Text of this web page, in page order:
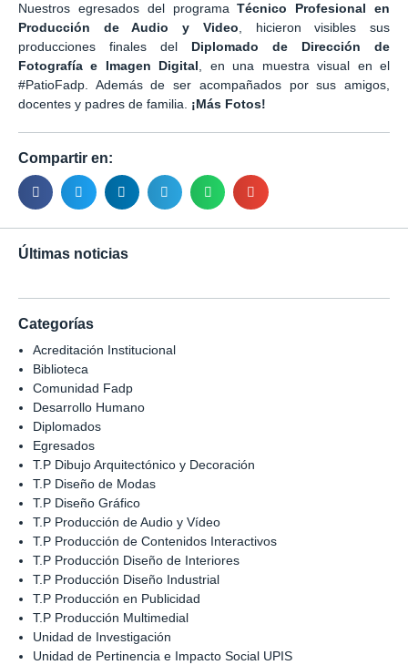
Nuestros egresados del programaTécnico Profesional en
Producción de Audio y Video , hicieron visibles sus
producciones finales del Diplomado de Dirección de
Fotografía e Imagen Digital , en una muestra visual en el
#PatioFadp. Además de ser acompañados por sus amigos,
docentes y padres de familia. ¡Más Fotos!
Compartir en:
Últimas noticias
Categorías
Acreditación Institucional
Biblioteca
Comunidad Fadp
Desarrollo Humano
Diplomados
Egresados
T.P Dibujo Arquitectónico y Decoración
T.P Diseño de Modas
T.P Diseño Gráfico
T.P Producción de Audio y Vídeo
T.P Producción de Contenidos Interactivos
T.P Producción Diseño de Interiores
T.P Producción Diseño Industrial
T.P Producción en Publicidad
T.P Producción Multimedial
Unidad de Investigación
Unidad de Pertinencia e Impacto Social UPIS